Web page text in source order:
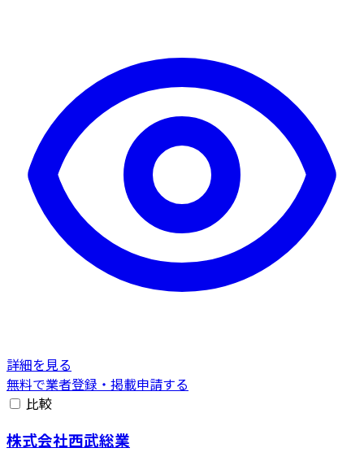
詳細を見る
無料で業者登録・掲載申請する
比較
株式会社西武総業